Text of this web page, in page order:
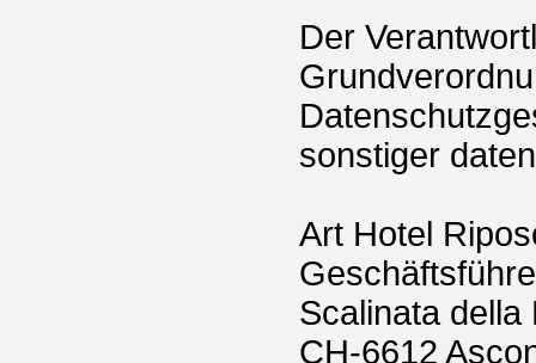
Der
sonstiger
Art Hotel
Scalinata della
CH-6612